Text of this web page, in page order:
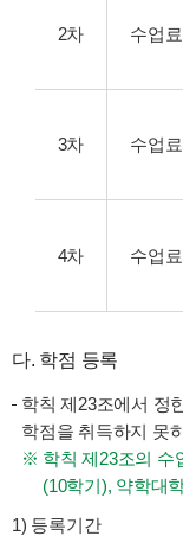
2차 수업
3차 수업
4차 수업
다. 학점 등록
학칙 제23조에서 정
학점을 취득하지 못
학칙 제23조의 수
(10학기), 약학대
1) 등록기간